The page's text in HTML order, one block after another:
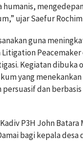
humanis,
ujar Saefur
guna
Kegiatan dibuka
yang
dan
P3H John
bagi kepala desa